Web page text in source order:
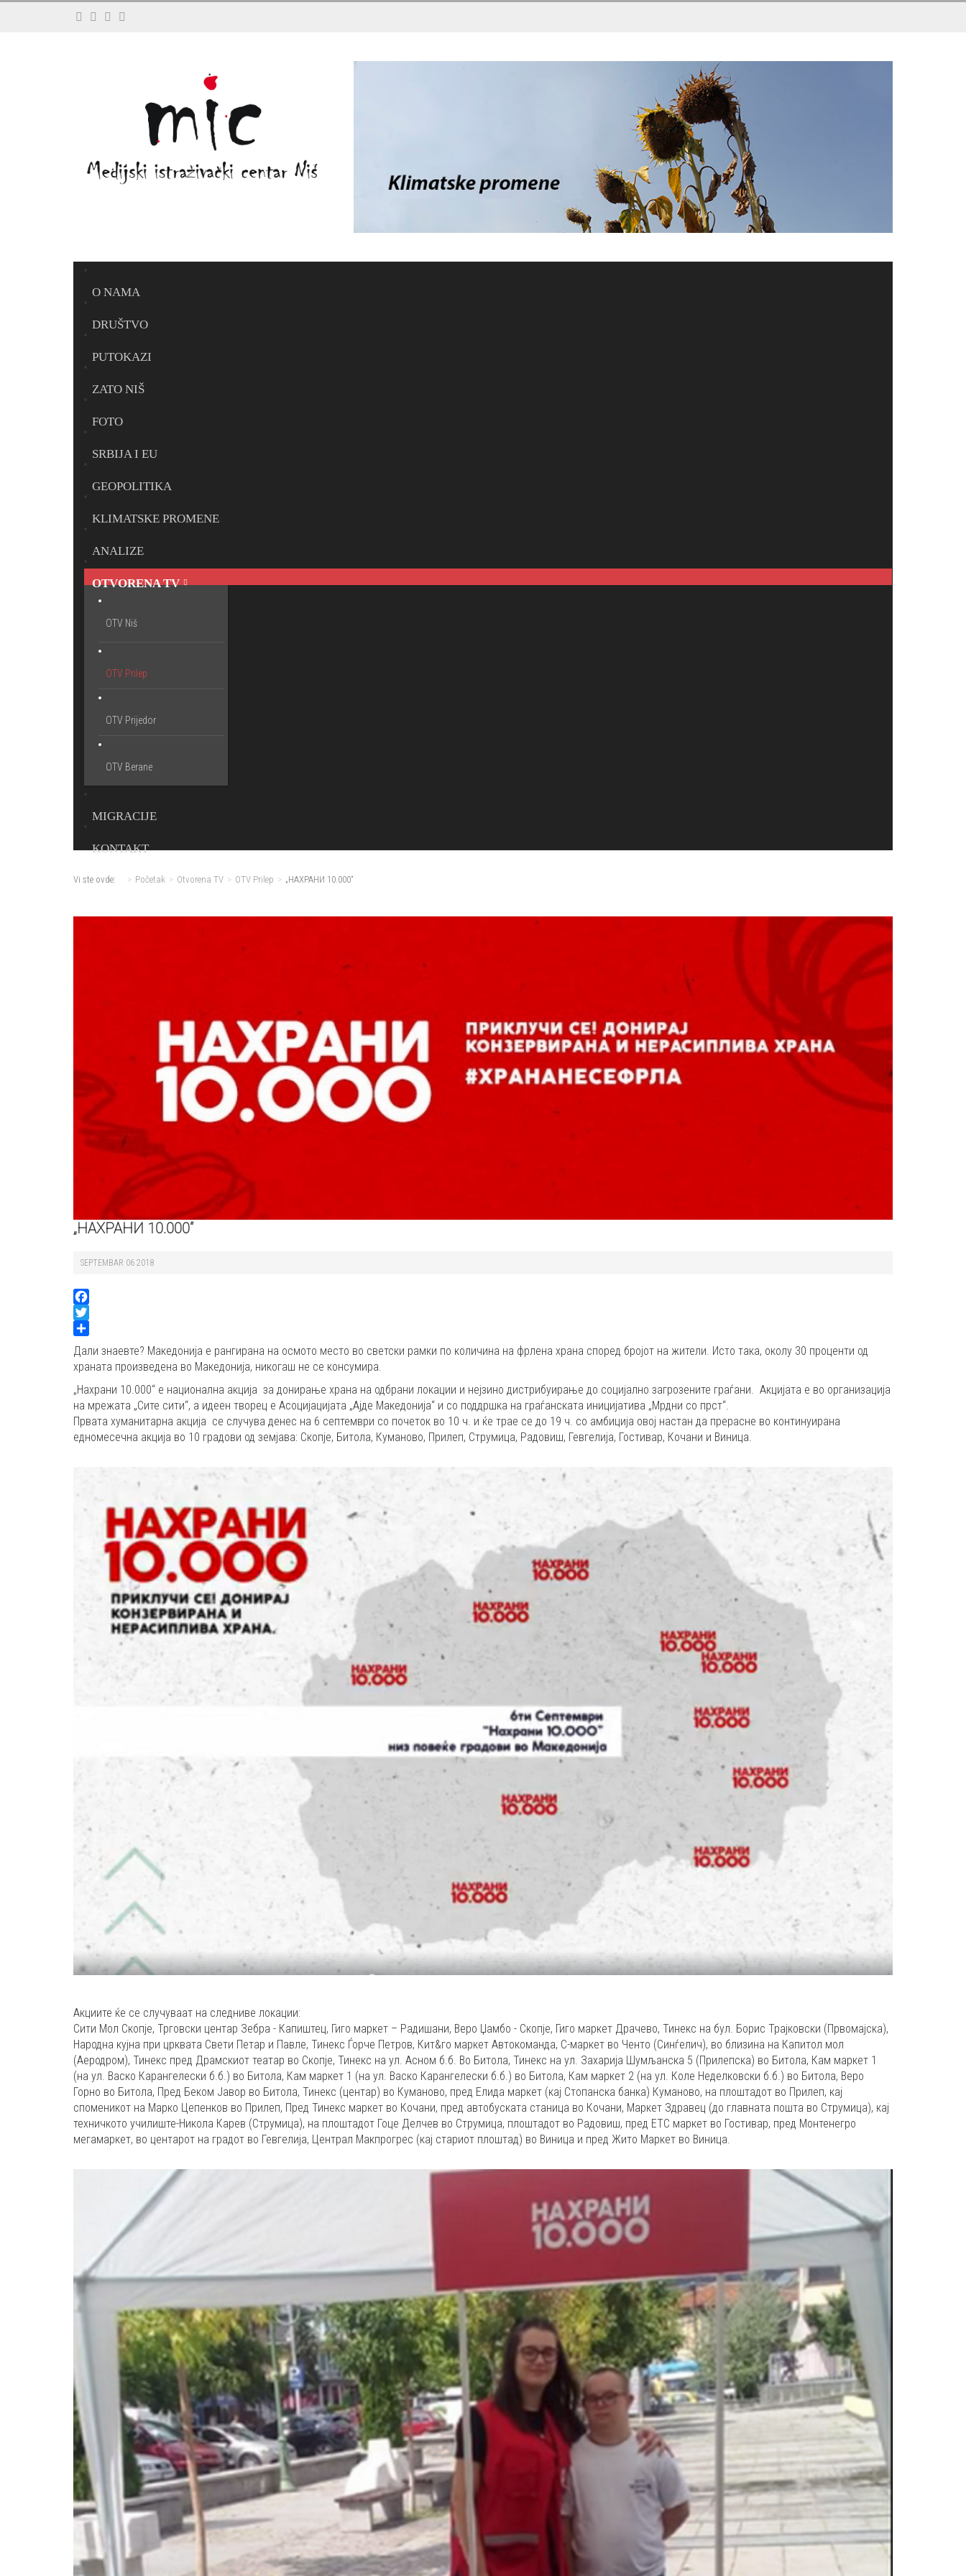
O NAMA
DRUŠTVO
PUTOKAZI
ZATO NIŠ
FOTO
SRBIJA I EU
GEOPOLITIKA
KLIMATSKE PROMENE
ANALIZE
OTVORENA TV
OTV Niš
OTV Prilep
OTV Prijedor
OTV Berane
MIGRACIJE
KONTAKT
Vi ste ovde: Početak Otvorena TV OTV Prilep „НАХРАНИ 10.000“
„НАХРАНИ 10.000“
SEPTEMBAR 06 2018
Facebook
Twitter
Share
Дали знаевте? Македонија е рангирана на осмото место во светски рамки по количина на фрлена храна според бројот на жители. Исто така, околу 30 проценти од
храната произведена во Македонија, никогаш не се консумира.
„Нахрани 10.000“ е национална акција за донирање храна на одбрани локации и нејзино дистрибуирање до социјално загрозените граѓани. Акцијата е во организација
на мрежата „Сите сити“, а идеен творец е Асоцијацијата „Ајде Македонија“ и со поддршка на граѓанската иницијатива „Мрдни со прст“.
Првата хуманитарна акција се случува денес на 6 септември со почеток во 10 ч. и ќе трае се до 19 ч. со амбиција овој настан да прерасне во континуирана
едномесечна акција во 10 градови од земјава: Скопје, Битола, Куманово, Прилеп, Струмица, Радовиш, Гевгелија, Гостивар, Кочани и Виница.
Акциите ќе се случуваат на следниве локации:
Сити Мол Скопје, Трговски центар Зебра - Капиштец, Гиго маркет – Радишани, Веро Џамбо - Скопје, Гиго маркет Драчево, Тинекс на бул. Борис Трајковски (Првомајска),
Народна кујна при црквата Свети Петар и Павле, Тинекс Ѓорче Петров, Кит&го маркет Автокоманда, С-маркет во Ченто (Синѓелич), во близина на Капитол мол
(Аеродром), Тинекс пред Драмскиот театар во Скопје, Тинекс на ул. Асном б.б. Во Битола, Тинекс на ул. Захарија Шумљанска 5 (Прилепска) во Битола, Кам маркет 1
(на ул. Васко Карангелески б.б.) во Битола, Кам маркет 1 (на ул. Васко Карангелески б.б.) во Битола, Кам маркет 2 (на ул. Коле Неделковски б.б.) во Битола, Веро
Горно во Битола, Пред Беком Јавор во Битола, Тинекс (центар) во Куманово, пред Елида маркет (кај Стопанска банка) Куманово, на плоштадот во Прилеп, кај
споменикот на Марко Цепенков во Прилеп, Пред Тинекс маркет во Кочани, пред автобуската станица во Кочани, Маркет Здравец (до главната пошта во Струмица), кај
техничкото училиште-Никола Карев (Струмица), на плоштадот Гоце Делчев во Струмица, плоштадот во Радовиш, пред ETC маркет во Гостивар, пред Монтенегро
мегамаркет, во центарот на градот во Гевгелија, Централ Макпрогрес (кај стариот плоштад) во Виница и пред Жито Маркет во Виница.